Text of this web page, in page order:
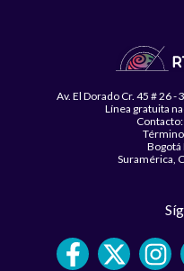
Av. El Dorado Cr. 45 # 26
Línea gratuita
Bogotá
Suramérica,